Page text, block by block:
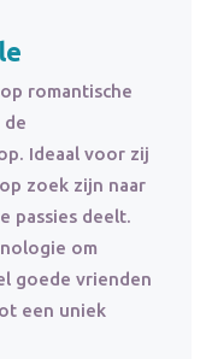
romantische
de
Ideaal voor zij
zoek zijn naar
passies deelt.
om
goede vrienden
een uniek